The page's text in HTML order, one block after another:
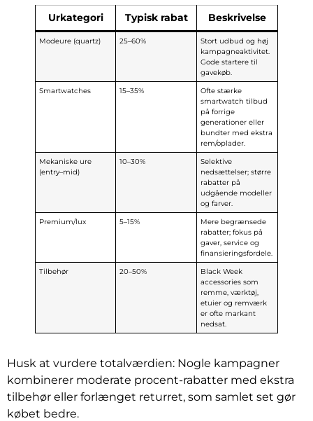
Urkategori Typisk rabat Beskrivelse
Modeure (quartz) 25–60%
Stort udbud og høj
kampagneaktivitet.
Gode startere til
gavekøb.
Smartwatches
15–35%
Ofte stærke
smartwatch tilbud
på forrige
generationer eller
bundter med ekstra
rem/oplader.
Mekaniske ure
(entry–mid)
10–30%
Selektive
nedsættelser; større
rabatter på
udgående modeller
og farver.
Premium/lux
5–15%
Mere begrænsede
rabatter; fokus på
gaver, service og
finansieringsfordele.
Tilbehør
20–50%
Black Week
accessories som
remme, værktøj,
etuier og remværk
er ofte markant
nedsat.
Husk at vurdere totalværdien: Nogle kampagner
kombinerer moderate procent-rabatter med ekstra
tilbehør eller forlænget returret, som samlet set gør
købet bedre.